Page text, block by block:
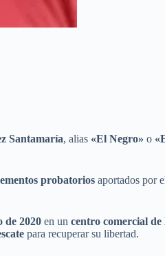
Santamaría, alias «El Negro» o
probatorios aportados por
de 2020 en un centro comercial de
para recuperar su libertad.